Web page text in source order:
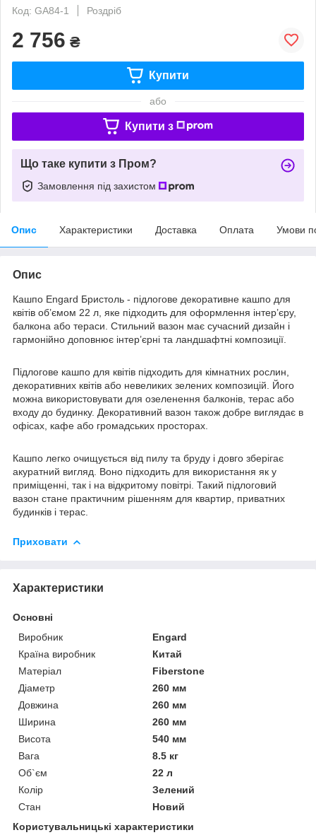
Код: GA84-1
Роздріб
2 756 ₴
Купити
або
Купити з
Що таке купити з Пром?
Замовлення під захистом
Опис Характеристики Доставка Оплата Умови
Опис
Кашпо Engard Бристоль - підлогове декоративне кашпо для
квітів об’ємом 22 л, яке підходить для оформлення інтер’єру,
балкона або тераси. Стильний вазон має сучасний дизайн і
гармонійно доповнює інтер’єрні та ландшафтні композиції.
Підлогове кашпо для квітів підходить для кімнатних рослин,
декоративних квітів або невеликих зелених композицій. Його
можна використовувати для озеленення балконів, терас або
входу до будинку. Декоративний вазон також добре виглядає в
офісах, кафе або громадських просторах.
Кашпо легко очищується від пилу та бруду і довго зберігає
акуратний вигляд. Воно підходить для використання як у
приміщенні, так і на відкритому повітрі. Такий підлоговий
вазон стане практичним рішенням для квартир, приватних
будинків і терас.
Приховати
Характеристики
Основні
Виробник
Engard
Країна виробник
Китай
Матеріал
Fiberstone
Діаметр
260 мм
Довжина
260 мм
Ширина
260 мм
Висота
540 мм
Вага
8.5 кг
Об`єм
22 л
Колір
Зелений
Стан
Новий
Користувальницькі характеристики